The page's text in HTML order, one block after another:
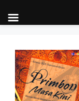
content